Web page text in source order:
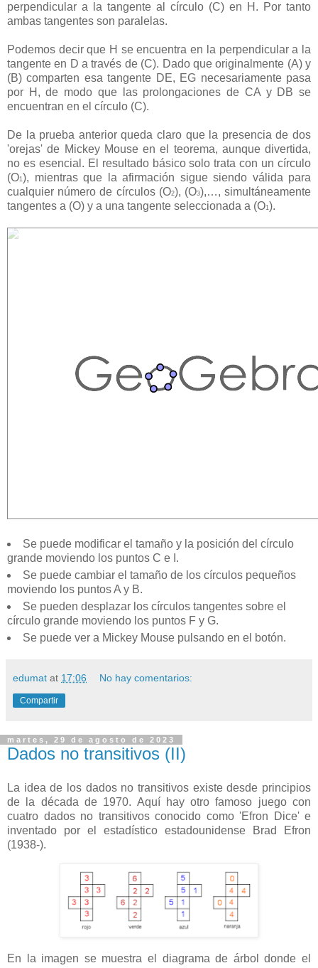
perpendicular a la tangente al círculo (C) en H. Por tanto
ambas tangentes son paralelas.
Podemos decir que H se encuentra en la perpendicular a la
tangente en D a través de (C). Dado que originalmente (A) y
(B) comparten esa tangente DE, EG necesariamente pasa
por H, de modo que las prolongaciones de CA y DB se
encuentran en el círculo (C).
De la prueba anterior queda claro que la presencia de dos
'orejas' de Mickey Mouse en el teorema, aunque divertida,
no es esencial. El resultado básico solo trata con un círculo
(O1), mientras que la afirmación sigue siendo válida para
cualquier número de círculos (O2), (O3),…, simultáneamente
tangentes a (O) y a una tangente seleccionada a (O1).
Se puede modificar el tamaño y la posición del círculo
grande moviendo los puntos C e I.
Se puede cambiar el tamaño de los círculos pequeños
moviendo los puntos A y B.
Se pueden desplazar los círculos tangentes sobre el
círculo grande moviendo los puntos F y G.
Se puede ver a Mickey Mouse pulsando en el botón.
edumat at 17:06 No hay comentarios:
Compartir
martes, 29 de agosto de 2023
Dados no transitivos (II)
La idea de los dados no transitivos existe desde principios
de la década de 1970. Aquí hay otro famoso juego con
cuatro dados no transitivos conocido como 'Efron Dice' e
inventado por el estadístico estadounidense Brad Efron
(1938-).
En la imagen se muestra el diagrama de árbol donde el